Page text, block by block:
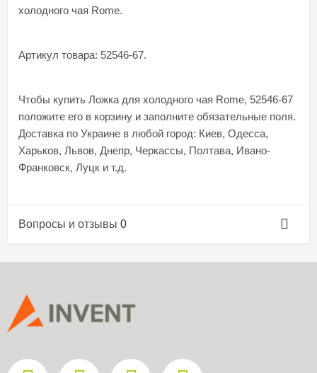
холодного чая Rome.
Артикул товара: 52546-67.
Чтобы купить Ложка для холодного чая Rome, 52546-67
положите его в корзину и заполните обязательные поля.
Доставка по Украине в любой город: Киев, Одесса,
Харьков, Львов, Днепр, Черкассы, Полтава, Ивано-
Франковск, Луцк и т.д.
Вопросы и отзывы 0